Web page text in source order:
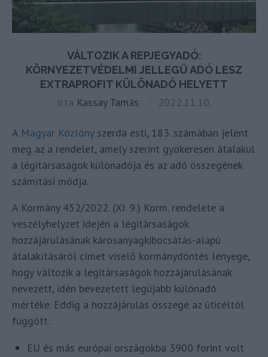
VÁLTOZIK A REPJEGYADÓ:
KÖRNYEZETVÉDELMI JELLEGŰ ADÓ LESZ
EXTRAPROFIT KÜLÖNADÓ HELYETT
írta Kassay Tamás 2022.11.10.
A Magyar Közlönyszerda esti, 183. számában jelent
meg az a rendelet, amely szerint gyökeresen átalakul
a légitársaságok különadója és az adó összegének
számítási módja.
A Kormány 452/2022. (XI. 9.) Korm. rendelete a
veszélyhelyzet idején a légitársaságok
hozzájárulásának károsanyagkibocsátás-alapú
átalakításáról címet viselő kormánydöntés lényege,
hogy változik a légitársaságok hozzájárulásának
nevezett, idén bevezetett legújabb különadó
mértéke. Eddig a hozzájárulás összege az úticéltól
függött:
EU és más európai országokba 3900 forint volt